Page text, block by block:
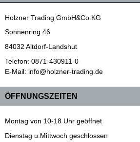
Holzner Trading GmbH&Co.KG
Sonnenring 46
84032 Altdorf-Landshut
Telefon: 0871-430911-0
E-Mail: info@holzner-trading.de
ÖFFNUNGSZEITEN
Montag von 10-18 Uhr geöffnet
Dienstag u.Mittwoch geschlossen